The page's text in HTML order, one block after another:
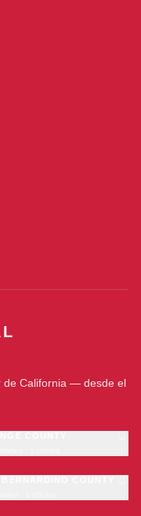
de California — desde el